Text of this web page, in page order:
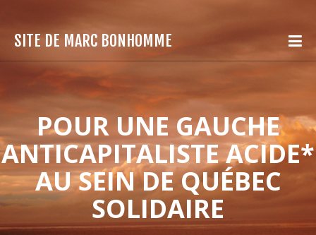
SITE DE MARC BONHOMME
POUR UNE GAUCHE
ANTICAPITALISTE ACIDE*
AU SEIN DE QUÉBEC
SOLIDAIRE